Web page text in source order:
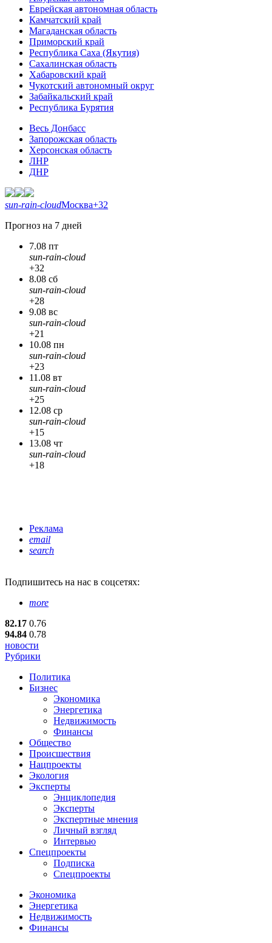
Еврейская автономная область
Камчатский край
Магаданская область
Приморский край
Республика Саха (Якутия)
Сахалинская область
Хабаровский край
Чукотский автономный округ
Забайкальский край
Республика Бурятия
Весь Донбасс
Запорожская область
Херсонская область
ЛНР
ДНР
sun-rain-cloudМосква+32
Прогноз на 7 дней
7.08 пт
sun-rain-cloud
+32
8.08 сб
sun-rain-cloud
+28
9.08 вс
sun-rain-cloud
+21
10.08 пн
sun-rain-cloud
+23
11.08 вт
sun-rain-cloud
+25
12.08 ср
sun-rain-cloud
+15
13.08 чт
sun-rain-cloud
+18
Реклама
email
search
Подпишитесь на нас в соцсетях:
more
82.17 0.76
94.84 0.78
новости
Рубрики
Политика
Бизнес
Экономика
Энергетика
Недвижимость
Финансы
Общество
Происшествия
Нацпроекты
Экология
Эксперты
Энциклопедия
Эксперты
Экспертные мнения
Личный взгляд
Интервью
Спецпроекты
Подписка
Спецпроекты
Экономика
Энергетика
Недвижимость
Финансы